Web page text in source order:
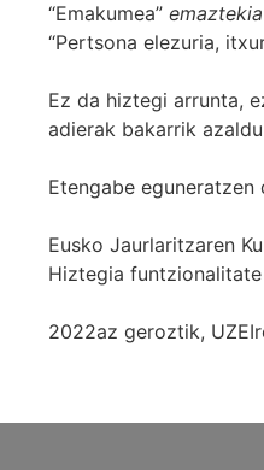
“Emakumea” emaztekia
“Pertsona elezuria,
Ez da hiztegi arrunta,
adierak bakarrik
Etengabe
Eusko Jaurlaritzaren
Hiztegia
2022az geroztik,